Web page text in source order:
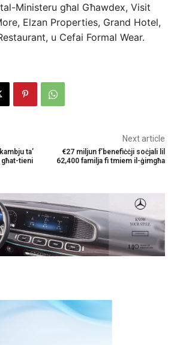
Ministeru għal Għawdex, Visit
Elzan Properties, Grand Hotel,
u Cefai Formal Wear.
ta’
tieni
Next article
€27 miljun f’benefiċċji soċjali lil
62,400 familja fi tmiem il-ġimgħa